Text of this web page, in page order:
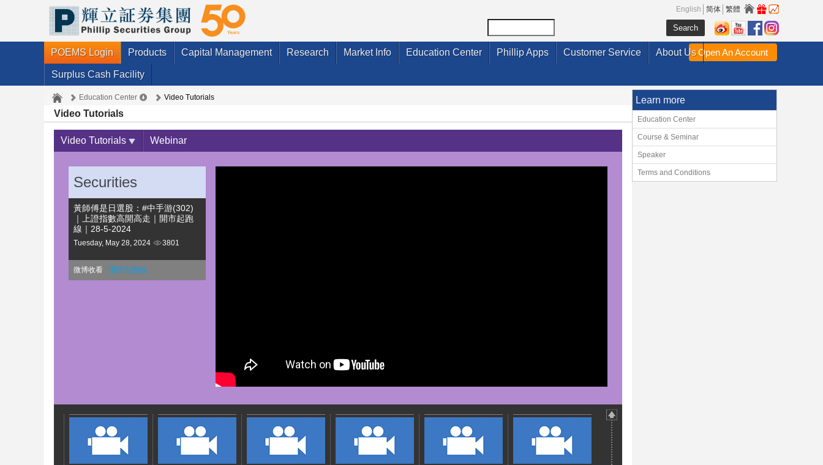
English 简体 繁體
POEMS Login Products Capital Management Research Market Info Education Center Phillip Apps Customer Service About Us
Surplus Cash Facility
Open An Account
Education Center Video Tutorials
Video Tutorials
Video Tutorials Webinar
Securities
黃師傅是日選股：#中手游(302)
｜上證指數高開高走｜開市起跑
線｜28-5-2024
Tuesday, May 28, 2024 3801
微博收看 「開市起跑線」
Learn more
Education Center
Course & Seminar
Speaker
Terms and Conditions